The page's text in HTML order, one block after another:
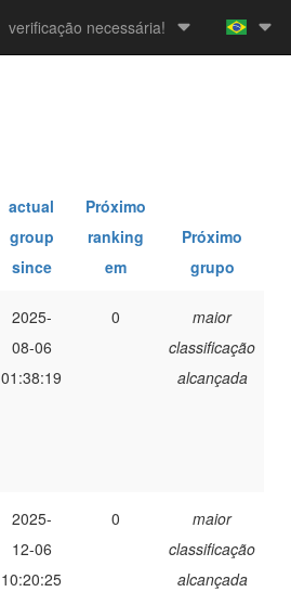
verificação necessária!
actual
group
since
Próximo
ranking
em
Próximo
grupo
2025-
08-06
01:38:19
0
maior
classificação
alcançada
2025-
12-06
10:20:25
0
maior
classificação
alcançada